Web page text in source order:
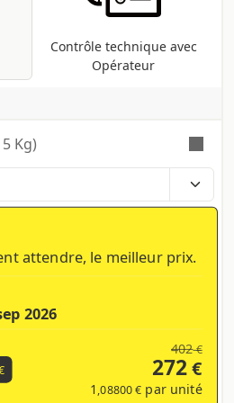
Contrôle technique avec
Opérateur
méthodes (RVB,
etc ...).
Kg)
peuvent varier selon la
contenus dans le panier
attendre, le meilleur prix.
2026
402€
272€
1 ,08800 € par unité